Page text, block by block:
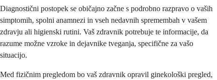
Diagnostični postopek se običajno začne s podrobno razpravo o vaših
simptomih, spolni anamnezi in vseh nedavnih spremembah v vašem
zdravju ali higienski rutini. Vaš zdravnik potrebuje te informacije, da
razume možne vzroke in dejavnike tveganja, specifične za vašo
situacijo.
Med fizičnim pregledom bo vaš zdravnik opravil ginekološki pregled,